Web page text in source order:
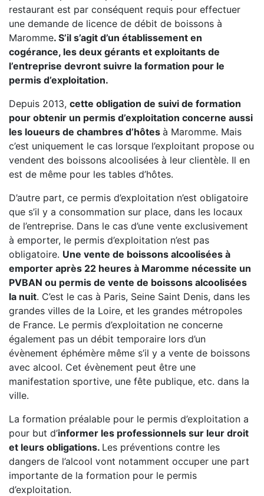
restaurant est par conséquent requis pour effectuer
une demande de licence de débit de boissons à
Maromme. S’il s’agit d’un établissement en
cogérance, les deux gérants et exploitants de
l’entreprise devront suivre la formation pour le
permis d’exploitation.
Depuis 2013, cette obligation de suivi de formation
pour obtenir un permis d’exploitation concerne aussi
les loueurs de chambres d’hôtes à Maromme. Mais
c’est uniquement le cas lorsque l’exploitant propose ou
vendent des boissons alcoolisées à leur clientèle. Il en
est de même pour les tables d’hôtes.
D’autre part, ce permis d’exploitation n’est obligatoire
que s’il y a consommation sur place, dans les locaux
de l’entreprise. Dans le cas d’une vente exclusivement
à emporter, le permis d’exploitation n’est pas
obligatoire. Une vente de boissons alcoolisées à
emporter après 22 heures à Maromme nécessite un
PVBAN ou permis de vente de boissons alcoolisées
la nuit. C’est le cas à Paris, Seine Saint Denis, dans les
grandes villes de la Loire, et les grandes métropoles
de France. Le permis d’exploitation ne concerne
également pas un débit temporaire lors d’un
évènement éphémère même s’il y a vente de boissons
avec alcool. Cet évènement peut être une
manifestation sportive, une fête publique, etc. dans la
ville.
La formation préalable pour le permis d’exploitation a
pour but d’informer les professionnels sur leur droit
et leurs obligations. Les préventions contre les
dangers de l’alcool vont notamment occuper une part
importante de la formation pour le permis
d’exploitation.